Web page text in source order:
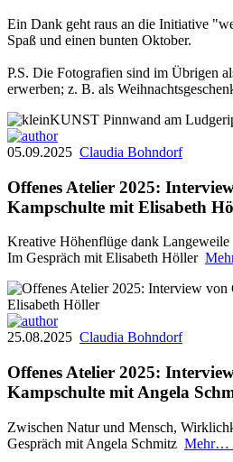
Ein Dank geht raus an die Initiative
Spaß und einen bunten Oktober.
P.S. Die Fotografien sind im Übrigen
erwerben; z. B. als
05.09.2025 Claudia Bohndorf
Offenes Atelier 2025:
Kampschulte mit Elisabeth
Kreative Höhenflüge dank Langeweile
Im Gespräch mit Elisabeth Höller
25.08.2025 Claudia Bohndorf
Offenes Atelier 2025:
Kampschulte mit Angela
Zwischen Natur und Mensch,
Gespräch mit Angela Schmitz Mehr…